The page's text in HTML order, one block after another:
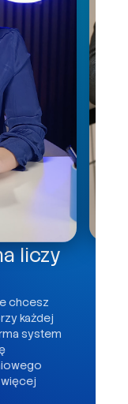
liczy
chcesz
każdej
system